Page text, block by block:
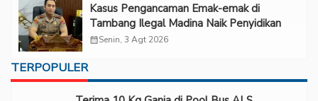
Kasus Pengancaman Emak-emak di
Tambang Ilegal Madina Naik Penyidikan
calendar_monthSenin, 3 Agt 2026
TERPOPULER